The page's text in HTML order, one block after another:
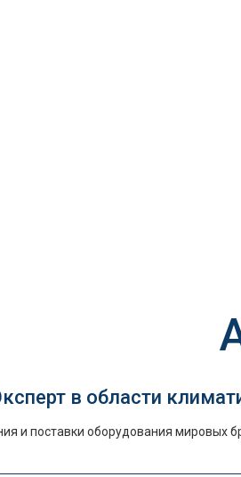
в области
и поставки оборудования мировых